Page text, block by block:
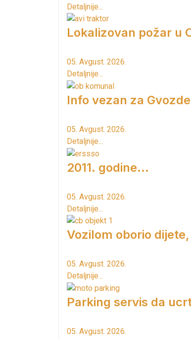
Detaljnije...
Lokalizovan požar u
05. Avgust. 2026.
Detaljnije...
Info vezan za
05. Avgust. 2026.
Detaljnije...
2011. godine...
05. Avgust. 2026.
Detaljnije...
Vozilom oborio
05. Avgust. 2026.
Detaljnije...
Parking servis da
05. Avgust. 2026.